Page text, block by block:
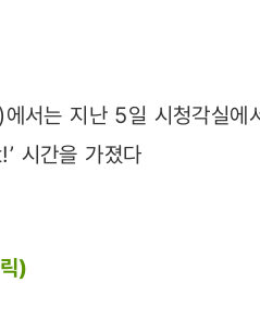
서는 지난 5일 시청각실
시간을 가졌다
)